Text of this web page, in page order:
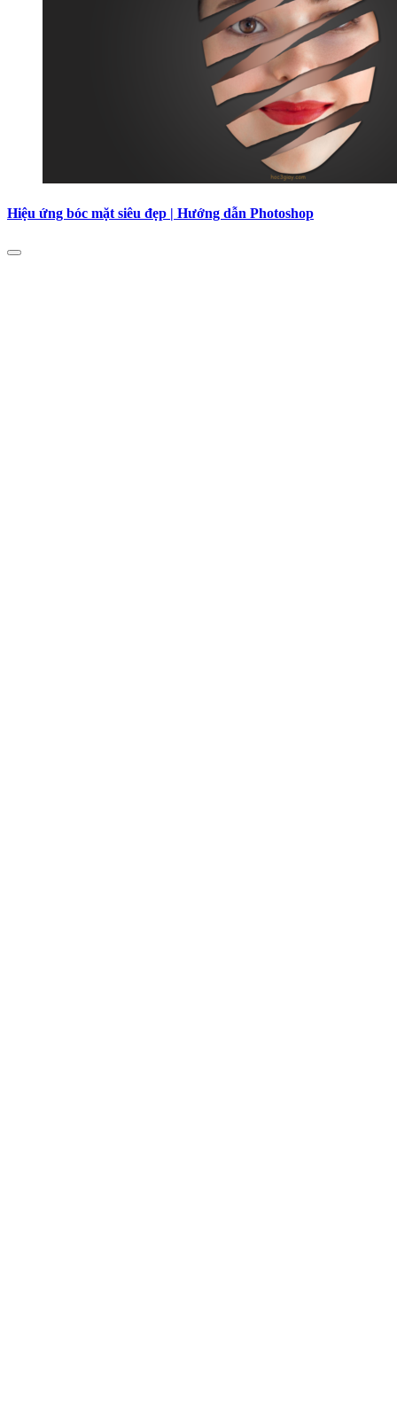
Hiệu ứng bóc mặt siêu đẹp | Hướng dẫn Photoshop